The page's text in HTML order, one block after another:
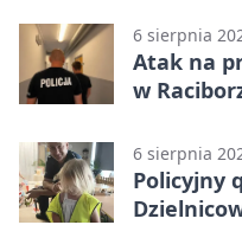
6 sierpnia
Atak na
w
6 sierpnia
Policyjny